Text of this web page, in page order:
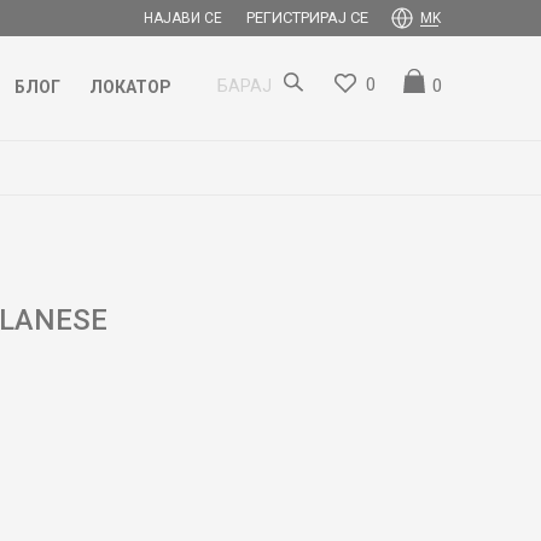
НАЈАВИ СЕ РЕГИСТРИРАЈ СЕ MK
БЛОГ ЛОКАТОР БАРАЈ 0
0